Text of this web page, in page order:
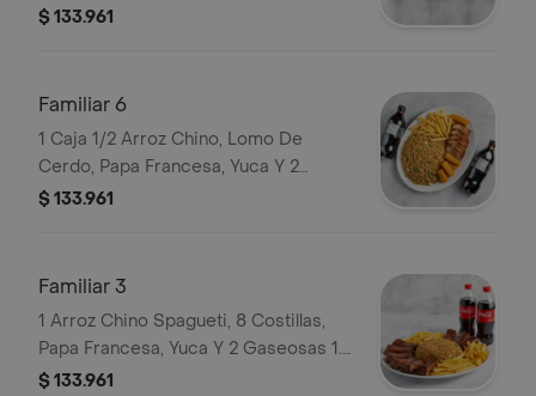
Gaseosas 1.5 Lt.
$ 133.961
Familiar 6
1 Caja 1/2 Arroz Chino, Lomo De
Cerdo, Papa Francesa, Yuca Y 2
Gaseosas 1.5 Lt.
$ 133.961
Familiar 3
1 Arroz Chino Spagueti, 8 Costillas,
Papa Francesa, Yuca Y 2 Gaseosas 1.5
Lt.
$ 133.961